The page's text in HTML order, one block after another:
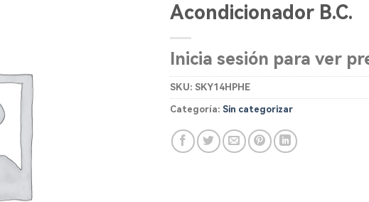
Acondicionador B.C.
Inicia sesión para ver
SKU: SKY14HPHE
Categoría: Sin categorizar